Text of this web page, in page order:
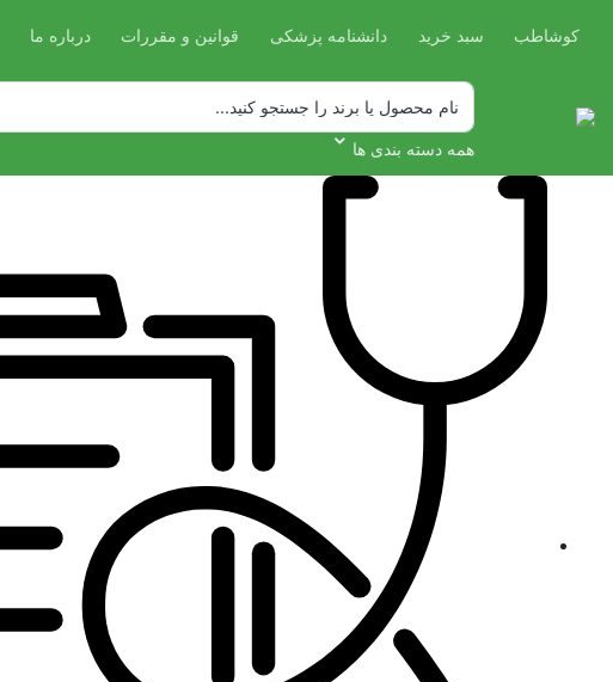
کوشاطب سبد خرید دانشنامه پزشکی قوانین و مقررات درباره ما
همه دسته بندی ها